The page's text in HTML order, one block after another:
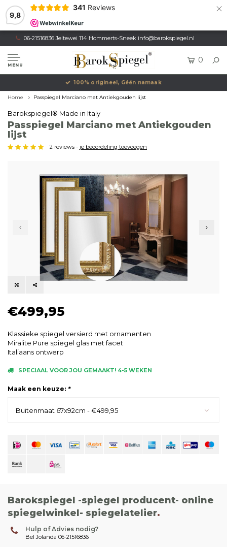
9,8
341 Reviews ×
06-21516836 Jeltewei 114 Hommerts-Sneek info@barokspiegel.nl
MENU
0
100% origineel, Géén namaak
Home Passpiegel Marciano met Antiekgouden lijst
Barokspiegel® Made in Italy
Passpiegel Marciano met Antiekgouden
lijst
2 reviews - je beoordeling toevoegen
€499,95
Klassieke spiegel versierd met ornamenten
Miralite Pure spiegel glas met facet
Italiaans ontwerp
SPECIAAL VOOR JOU GEMAAKT! 4-5 WEKEN
Maak een keuze: *
Buitenmaat 67x92cm - €499,95
Barokspiegel -spiegel producent- online
spiegelwinkel- spiegelatelier.
Hulp of Advies nodig?
Bel Jolanda 06-21516836